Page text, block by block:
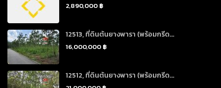
2,890,000 ฿
12513, ที่ดินต้นยางพารา (พร้อมกรีด...
16,000,000 ฿
12512, ที่ดินต้นยางพารา (พร้อมกรีด...